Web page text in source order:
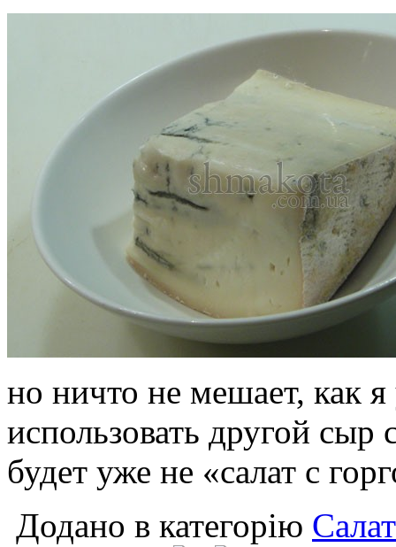
но ничто не мешает, как
использовать другой сыр
будет уже не «салат с
Додано в категорію